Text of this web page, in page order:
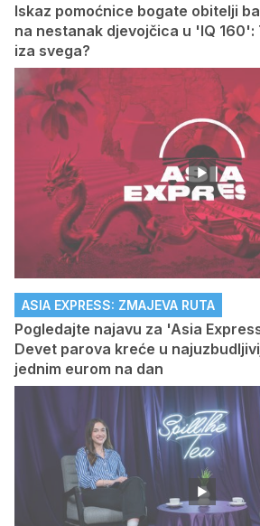
Iskaz pomoćnice bogate obitelji
na nestanak djevojčica u 'IQ
iza svega?
ASIA EXPRESS: ZMAJEVA RUTA
Pogledajte najavu za 'Asia
Devet parova kreće u
jednim eurom na dan